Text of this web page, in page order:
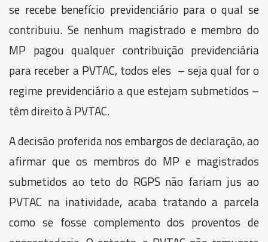
se recebe benefício previdenciário para o qual se
contribuiu. Se nenhum magistrado e membro do
MP pagou qualquer contribuição previdenciária
para receber a PVTAC, todos eles – seja qual for o
regime previdenciário a que estejam submetidos –
têm direito à PVTAC.
A decisão proferida nos embargos de declaração, ao
afirmar que os membros do MP e magistrados
submetidos ao teto do RGPS não fariam jus ao
PVTAC na inatividade, acaba tratando a parcela
como se fosse complemento dos proventos de